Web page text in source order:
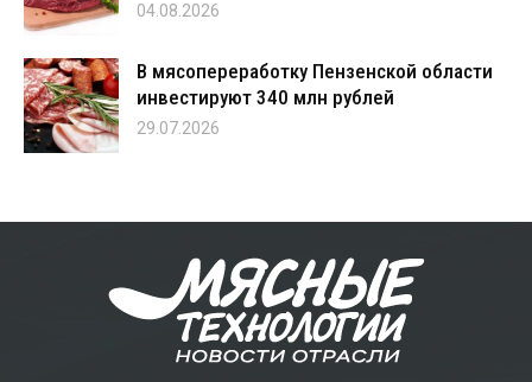
04.08.2026
В мясопереработку Пензенской области
инвестируют 340 млн рублей
29.07.2026